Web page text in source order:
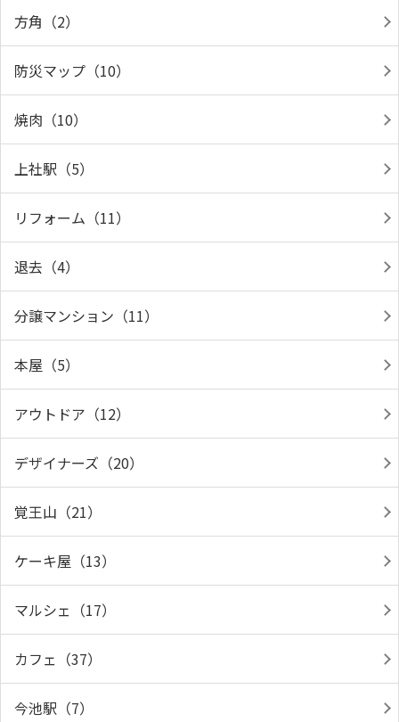
方角（2）
防災マップ（10）
焼肉（10）
上社駅（5）
リフォーム（11）
退去（4）
分譲マンション（11）
本屋（5）
アウトドア（12）
デザイナーズ（20）
覚王山（21）
ケーキ屋（13）
マルシェ（17）
カフェ（37）
今池駅（7）